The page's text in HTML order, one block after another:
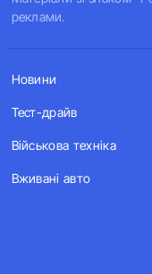
реклами.
Новини
Тест-драйв
Військова техніка
Вживані авто